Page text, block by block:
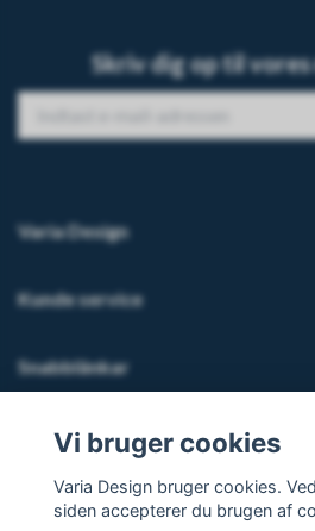
Skriv dig op til
Varia Design
Kunde service
Snabblänkar
Sociale medier
Vi bruger cookies
Varia Design bruger cookies.
siden accepterer du brugen af